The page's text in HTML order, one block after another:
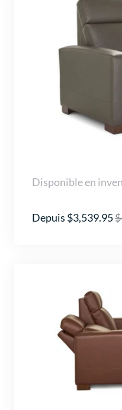
Disponible en
Depuis $3,539.95